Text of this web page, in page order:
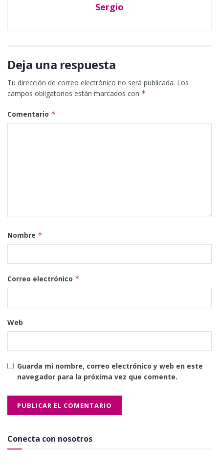
Sergio
Deja una respuesta
Tu dirección de correo electrónico no será publicada. Los
campos obligatorios están marcados con *
Comentario *
Nombre *
Correo electrónico *
Web
Guarda mi nombre, correo electrónico y web en este
navegador para la próxima vez que comente.
Conecta con nosotros